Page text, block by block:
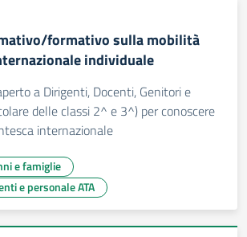
formativo sulla mobilità
individuale
a Dirigenti, Docenti, Genitori e
delle classi 2^ e 3^) per conoscere
internazionale
e famiglie
e personale ATA